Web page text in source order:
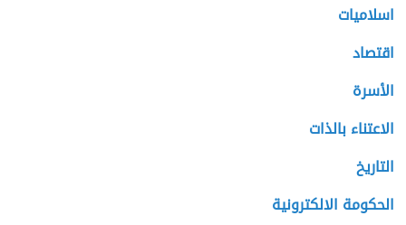
اسلاميات
اقتصاد
الأسرة
الاعتناء بالذات
التاريخ
الحكومة الالكترونية